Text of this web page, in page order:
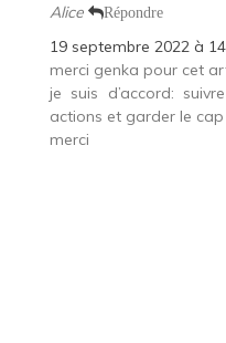
Alice Répondre
19 septembre 2022 à
merci genka pour cet
je suis d’accord:
actions et garder le
merci